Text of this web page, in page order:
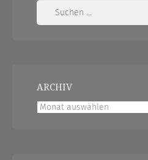
Suchen
ARCHIV
Archiv